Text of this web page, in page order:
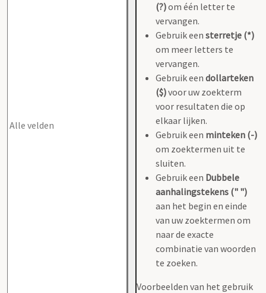
(?)om één letter te
vervangen.
Gebruik een sterretje (*)
om meer letters te
vervangen.
Gebruik een dollarteken
($)voor uw zoekterm
voor resultaten die op
elkaar lijken.
Gebruik een minteken (-)
om zoektermen uit te
sluiten.
Gebruik een Dubbele
aanhalingstekens (" ")
aan het begin en einde
van uw zoektermen om
naar de exacte
combinatie van woorden
te zoeken.
Voorbeelden van het gebruik